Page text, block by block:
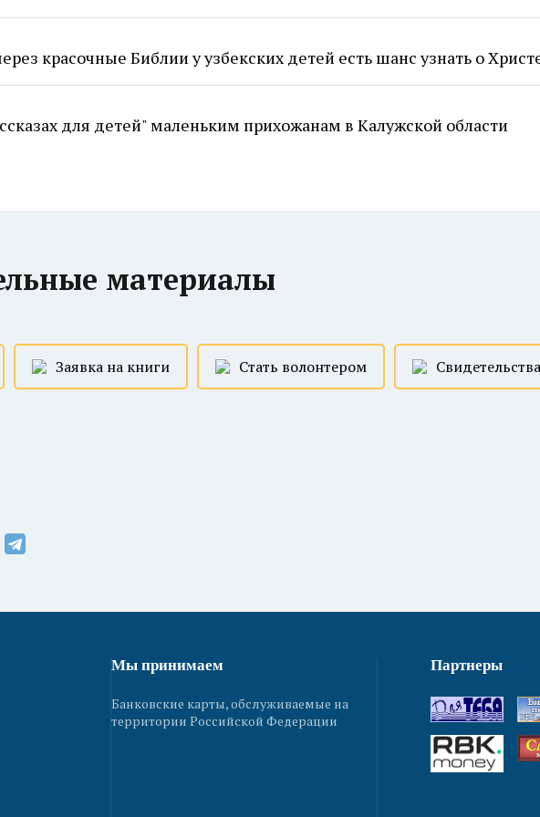
красочные Библии у узбекских детей есть шанс узнать о
для детей" маленьким прихожанам в Калужской области
материалы
Заявка на книги Стать волонтером
Мы принимаем
Банковские карты, обслуживаемые на
территории Российской Федерации
Партнеры